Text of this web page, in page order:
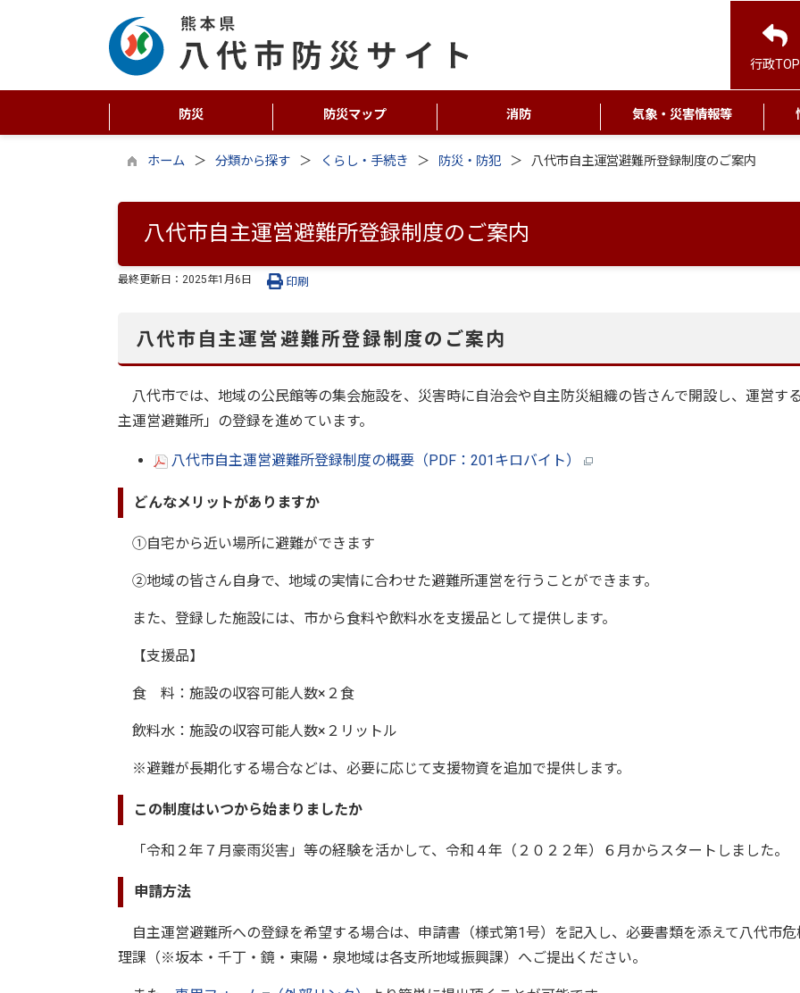
行政TOP
防災 防災マップ 消防 気象・災害情報等
ホーム 分類から探す くらし・手続き 防災・防犯 八代市自主運営避難所登録制度のご案内
八代市自主運営避難所登録制度のご案内
最終更新日： 2025年1月6日 印刷
八代市自主運営避難所登録制度のご案内
八代市では、地域の公民館等の集会施設を、災害時に自治会や自主防災組織の皆さんで開設し、運営す
主運営避難所」の登録を進めています。
八代市自主運営避難所登録制度の概要（PDF：201キロバイト）
どんなメリットがありますか
①自宅から近い場所に避難ができます
②地域の皆さん自身で、地域の実情に合わせた避難所運営を行うことができます。
また、登録した施設には、市から食料や飲料水を支援品として提供します。
【支援品】
食 料：施設の収容可能人数×２食
飲料水：施設の収容可能人数×２リットル
※避難が長期化する場合などは、必要に応じて支援物資を追加で提供します。
この制度はいつから始まりましたか
「令和２年７月豪雨災害」等の経験を活かして、令和４年（２０２２年）６月からスタートしました。
申請方法
自主運営避難所への登録を希望する場合は、申請書（様式第1号）を記入し、必要書類を添えて八代市危
理課（※坂本・千丁・鏡・東陽・泉地域は各支所地域振興課）へご提出ください。